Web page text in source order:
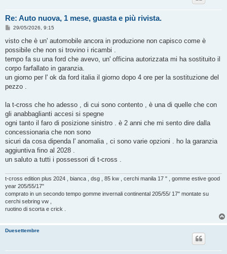
Re: Auto nuova, 1 mese, guasta e più rivista.
M
s
a
g
i
o
29/05/2026, 9:15
visto che è un' automobile ancora in produzione non capisco come è
possibile che non si trovino i ricambi .
tempo fa su una ford che avevo, un' officina autorizzata mi ha sostituito il
corpo farfallato in garanzia.
un giorno per l' ok da ford italia il giorno dopo 4 ore per la sostituzione del
pezzo .
la t-cross che ho adesso , di cui sono contento , è una di quelle che con
gli anabbaglianti accesi si spegne
ogni tanto il faro di posizione sinistro . è 2 anni che mi sento dire dalla
concessionaria che non sono
sicuri da cosa dipenda l' anomalia , ci sono varie opzioni . ho la garanzia
aggiuntiva fino al 2028 .
un saluto a tutti i possessori di t-cross .
t-cross edition plus 2024 , bianca , dsg , 85 kw , cerchi manila 17 " , gomme estive good
year 205/55/17"
comprato in un secondo tempo gomme invernali continental 205/55/ 17" montate su
cerchi sebring vw ,
ruotino di scorta e crick .
Duesettembre